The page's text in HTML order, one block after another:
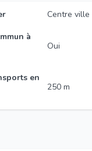
Centre ville
à
Oui
en
250 m